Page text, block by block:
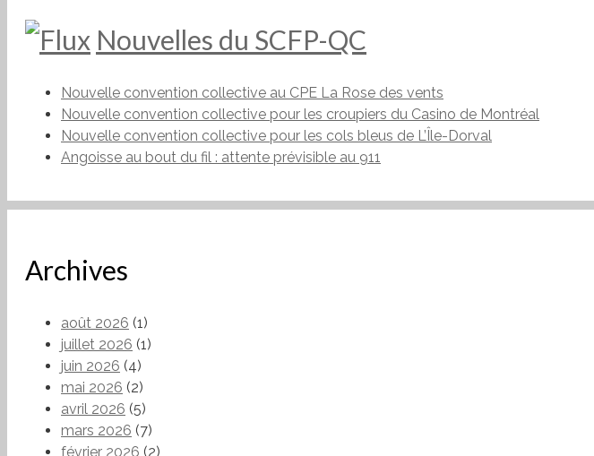
Nouvelles du SCFP-QC
Nouvelle convention collective au CPE La Rose des vents
Nouvelle convention collective pour les croupiers du Casino de Montréal
Nouvelle convention collective pour les cols bleus de L’Île-Dorval
Angoisse au bout du fil : attente prévisible au 911
Archives
août 2026 (1)
juillet 2026 (1)
juin 2026 (4)
mai 2026 (2)
avril 2026 (5)
mars 2026 (7)
février 2026 (2)